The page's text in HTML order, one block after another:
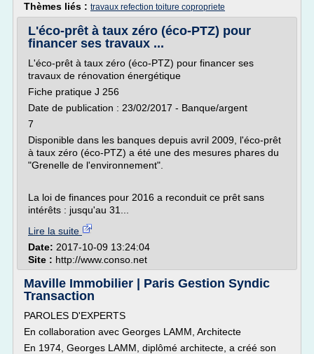
Thèmes liés : travaux refection toiture copropriete
L'éco-prêt à taux zéro (éco-PTZ) pour
financer ses travaux ...
L'éco-prêt à taux zéro (éco-PTZ) pour financer ses
travaux de rénovation énergétique
Fiche pratique J 256
Date de publication : 23/02/2017 - Banque/argent
7
Disponible dans les banques depuis avril 2009, l'éco-prêt
à taux zéro (éco-PTZ) a été une des mesures phares du
"Grenelle de l'environnement".
La loi de finances pour 2016 a reconduit ce prêt sans
intérêts : jusqu'au 31...
Lire la suite
Date: 2017-10-09 13:24:04
Site : http://www.conso.net
Maville Immobilier | Paris Gestion Syndic
Transaction
PAROLES D'EXPERTS
En collaboration avec Georges LAMM, Architecte
En 1974, Georges LAMM, diplômé architecte, a créé son